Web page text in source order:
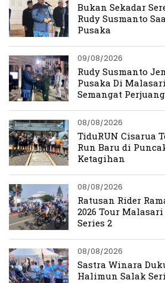
Bukan Sekadar
Rudy Susmanto
Pusaka
09/08/2026
Rudy Susmanto
Pusaka Di
Semangat
08/08/2026
TiduRUN Cisarua
Run Baru di
Ketagihan
08/08/2026
Ratusan Rider
2026 Tour
Series 2
08/08/2026
Sastra Winara
Halimun Salak